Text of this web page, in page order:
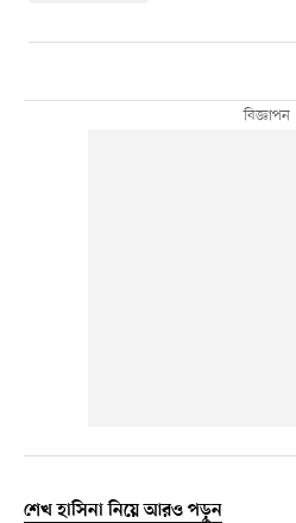
শেখ হাসিনা নিয়ে আরও পড়ুন